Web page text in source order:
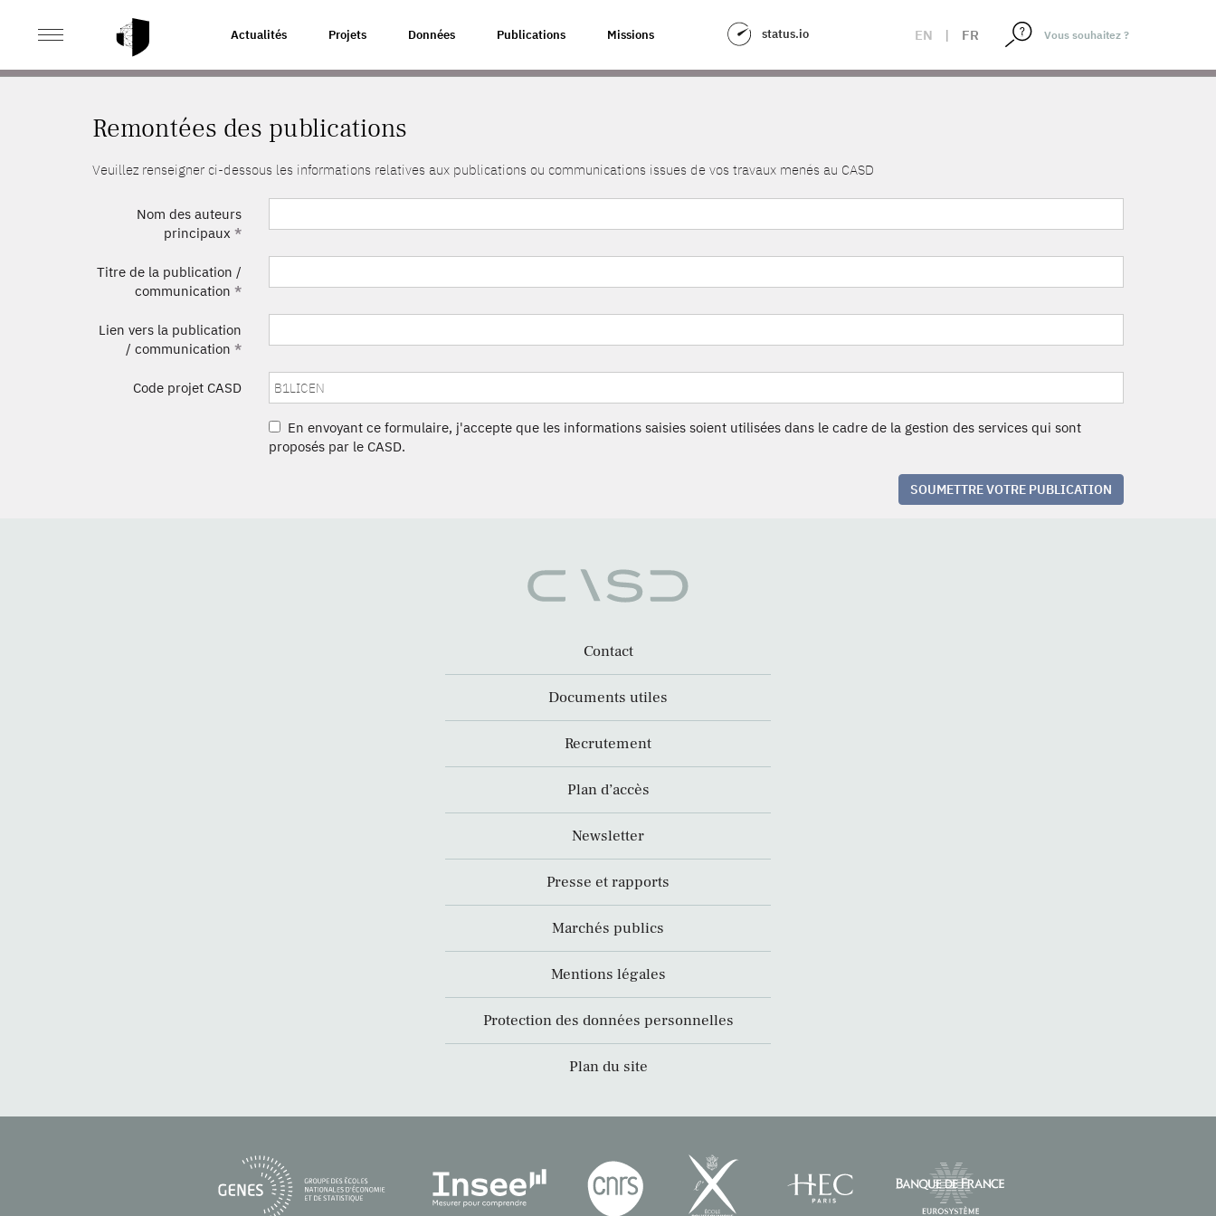
Actualités Projets Données Publications Missions status.io EN | FR
ACCUEIL REMONTÉES DES PUBLICATIONS
Remontées des publications
Veuillez renseigner ci-dessous les informations relatives aux publications ou communications issues de vos travaux menés au CASD
Nom des auteurs
principaux *
Titre de la publication /
communication *
Lien vers la publication
/ communication *
Code projet CASD
En envoyant ce formulaire, j'accepte que les informations saisies soient utilisées dans le cadre de la gestion des services qui sont
proposés par le CASD.
SOUMETTRE VOTRE PUBLICATION
Contact
Documents utiles
Recrutement
Plan d’accès
Newsletter
Presse et rapports
Marchés publics
Mentions légales
Protection des données personnelles
Plan du site